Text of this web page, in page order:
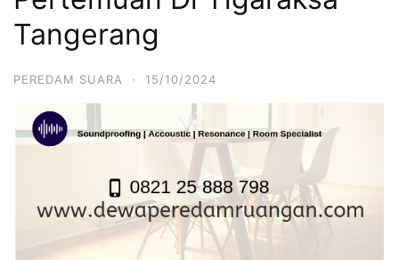
Tangerang
PEREDAM SUARA · 15/10/2024